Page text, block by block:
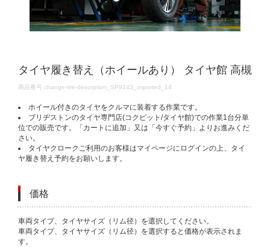
タイヤ履き替え（ホイールあり） タイヤ館 高槻
DETAILS
商品番号 change-tire-desorption_SP9243_imported_14
ホイール付きのタイヤをクルマに装着する作業です。
ブリヂストンのタイヤ専門店(コクピット/タイヤ館)での作業1台分単
位での販売です。「カートに追加」又は「今すぐ予約」よりお進みくだ
さい。
タイヤクロークご利用のお客様はマイページにログインの上、タイ
ヤ履き替え予約をお願いします。
価格
VARIATIONS
車両タイプ、タイヤサイズ（リム径）を選択してください。
車両タイプ、タイヤサイズ（リム径）を選択すると価格が表示されま
す。